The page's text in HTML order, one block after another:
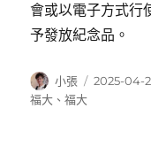
會或以電子方式行
予發放紀念品。
作
者
小張
發
2025-04-
福大 、福大